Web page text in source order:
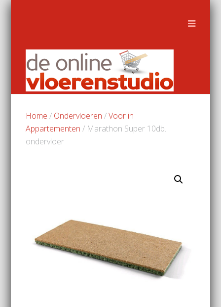
Home / Ondervloeren /Voor in
Appartementen / Marathon Super 10db.
ondervloer